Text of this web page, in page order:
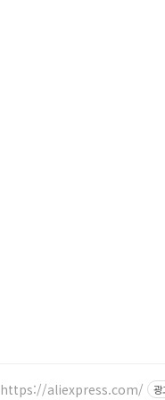
https://aliexpress.com/ 광